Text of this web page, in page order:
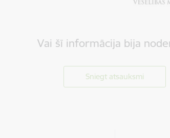
Vai šī informācija bija
Sniegt atsauksmi